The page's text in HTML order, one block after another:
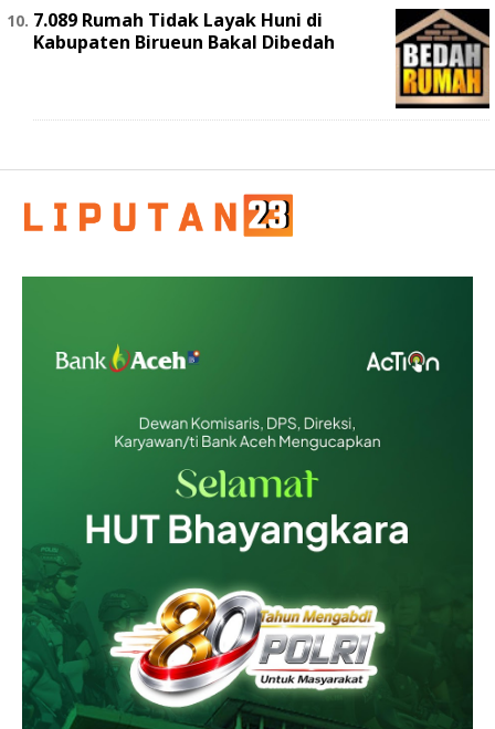
7.089 Rumah Tidak Layak Huni di
Kabupaten Birueun Bakal Dibedah